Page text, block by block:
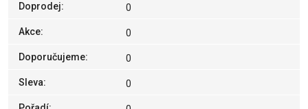
Doprodej: 0
Akce: 0
Doporučujeme: 0
Sleva: 0